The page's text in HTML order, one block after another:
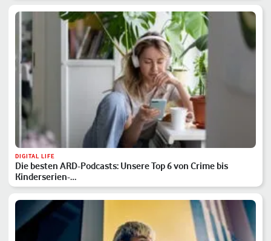
DIGITAL LIFE
Die besten ARD-Podcasts: Unsere Top 6 von Crime bis
Kinderserien-…